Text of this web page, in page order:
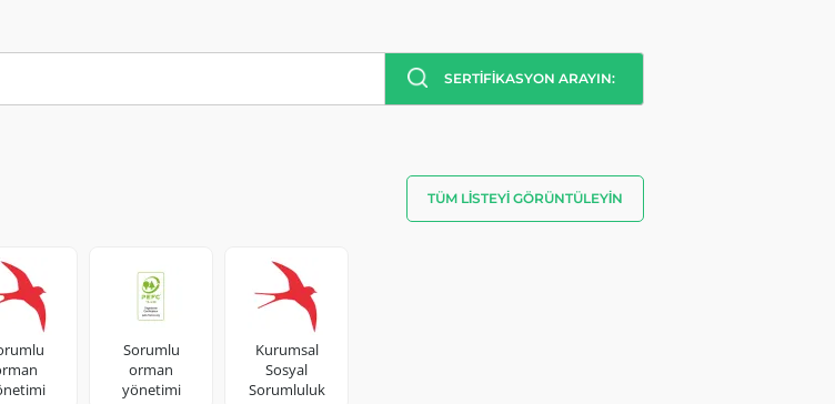
SERTIFIKASYON ARAYIN:
TÜM LISTEYI GÖRÜNTÜLEYIN
Sorumlu
orman
yönetimi
Kurumsal
Sosyal
Sorumluluk